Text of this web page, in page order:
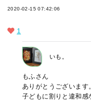
2020-02-15 07:42:06
1
いも。
もふさん
ありがとうございます。
子どもに割りと違和感